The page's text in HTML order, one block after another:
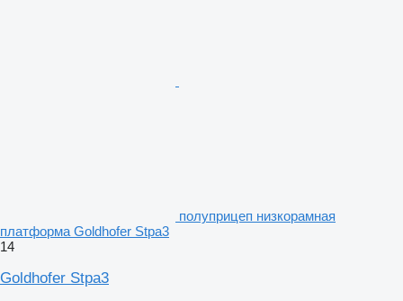
полуприцеп низкорамная
платформа Goldhofer Stpa3
14
Goldhofer Stpa3